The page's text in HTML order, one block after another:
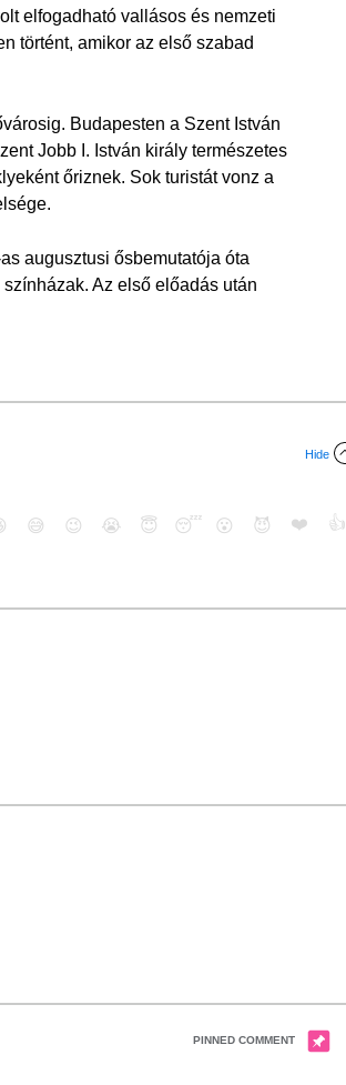
elfogadható vallásos és nemzeti
történt, amikor az első szabad
Budapesten a Szent István
Jobb I. István király természetes
őriznek. Sok turistát vonz a
augusztusi ősbemutatója óta
Az első előadás után
Hide
😅 😉 😭 😇 😴 😮 😈 ❤️ 👍